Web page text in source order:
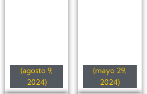
(agosto 9,
2024)
(mayo 29,
2024)